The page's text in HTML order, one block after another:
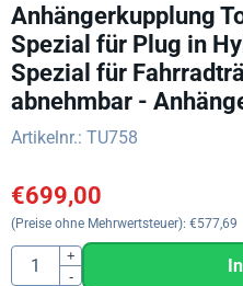
Anhängerkupplung
Spezial für Plug in
Spezial für
abnehmbar -
Artikelnr.: TU758
€699,00
(Preise ohne Mehrwertsteuer): €577,69
Anzahl
+
-